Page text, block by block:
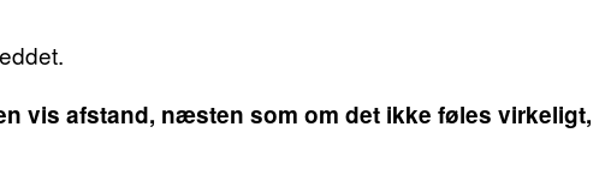
vis afstand, næsten som om det ikke føles virkeligt,